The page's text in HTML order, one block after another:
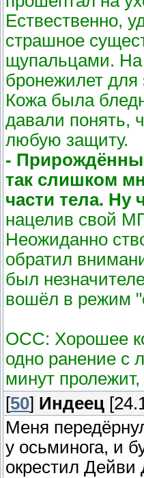
Ествественно,
страшное
щупальцами. На
бронежилет
Кожа была
давали понять,
любую защиту.
-
так слишком
части тела. Ну
нацелив свой
Неожиданно
обратил
был
вошёл в режим
ОСС: Хорошее
одно ранение с
минут пролежит,
[50] Индеец
Меня
у осьминога, и
окрестил